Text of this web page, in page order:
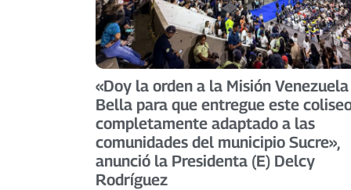
«Doy la orden a la Misión Venezuela
Bella para que entregue este
completamente adaptado a las
comunidades del municipio Sucre»,
anunció la Presidenta (E) Delcy
Rodríguez